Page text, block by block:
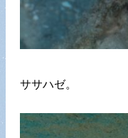
ササハゼ。